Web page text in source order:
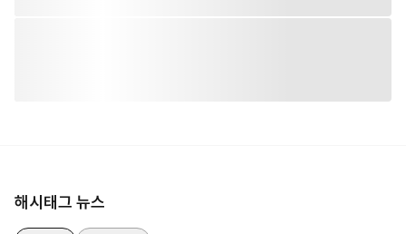
해시태그 뉴스